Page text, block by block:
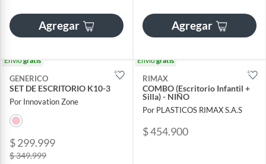
Agregar Agregar
Envíogratis
GENERICO
SET DE ESCRITORIO K10-3
Por Innovation Zone
$ 299.999
$ 349.999
Envíogratis
RIMAX
COMBO (Escritorio Infantil +
Silla) - NIÑO
Por PLASTICOS RIMAX S.A.S
$ 454.900